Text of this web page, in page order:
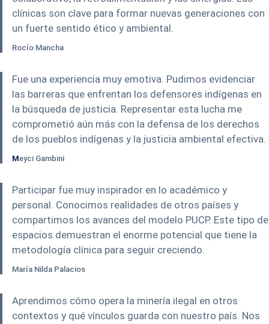
clínicas son clave para formar nuevas generaciones con
un fuerte sentido ético y ambiental.
Rocío Mancha
Fue una experiencia muy emotiva. Pudimos evidenciar
las barreras que enfrentan los defensores indígenas en
la búsqueda de justicia. Representar esta lucha me
comprometió aún más con la defensa de los derechos
de los pueblos indígenas y la justicia ambiental efectiva.
Meyci Gambini
Participar fue muy inspirador en lo académico y
personal. Conocimos realidades de otros países y
compartimos los avances del modelo PUCP. Este tipo de
espacios demuestran el enorme potencial que tiene la
metodología clínica para seguir creciendo.
María Nilda Palacios
Aprendimos cómo opera la minería ilegal en otros
contextos y qué vínculos guarda con nuestro país. Nos